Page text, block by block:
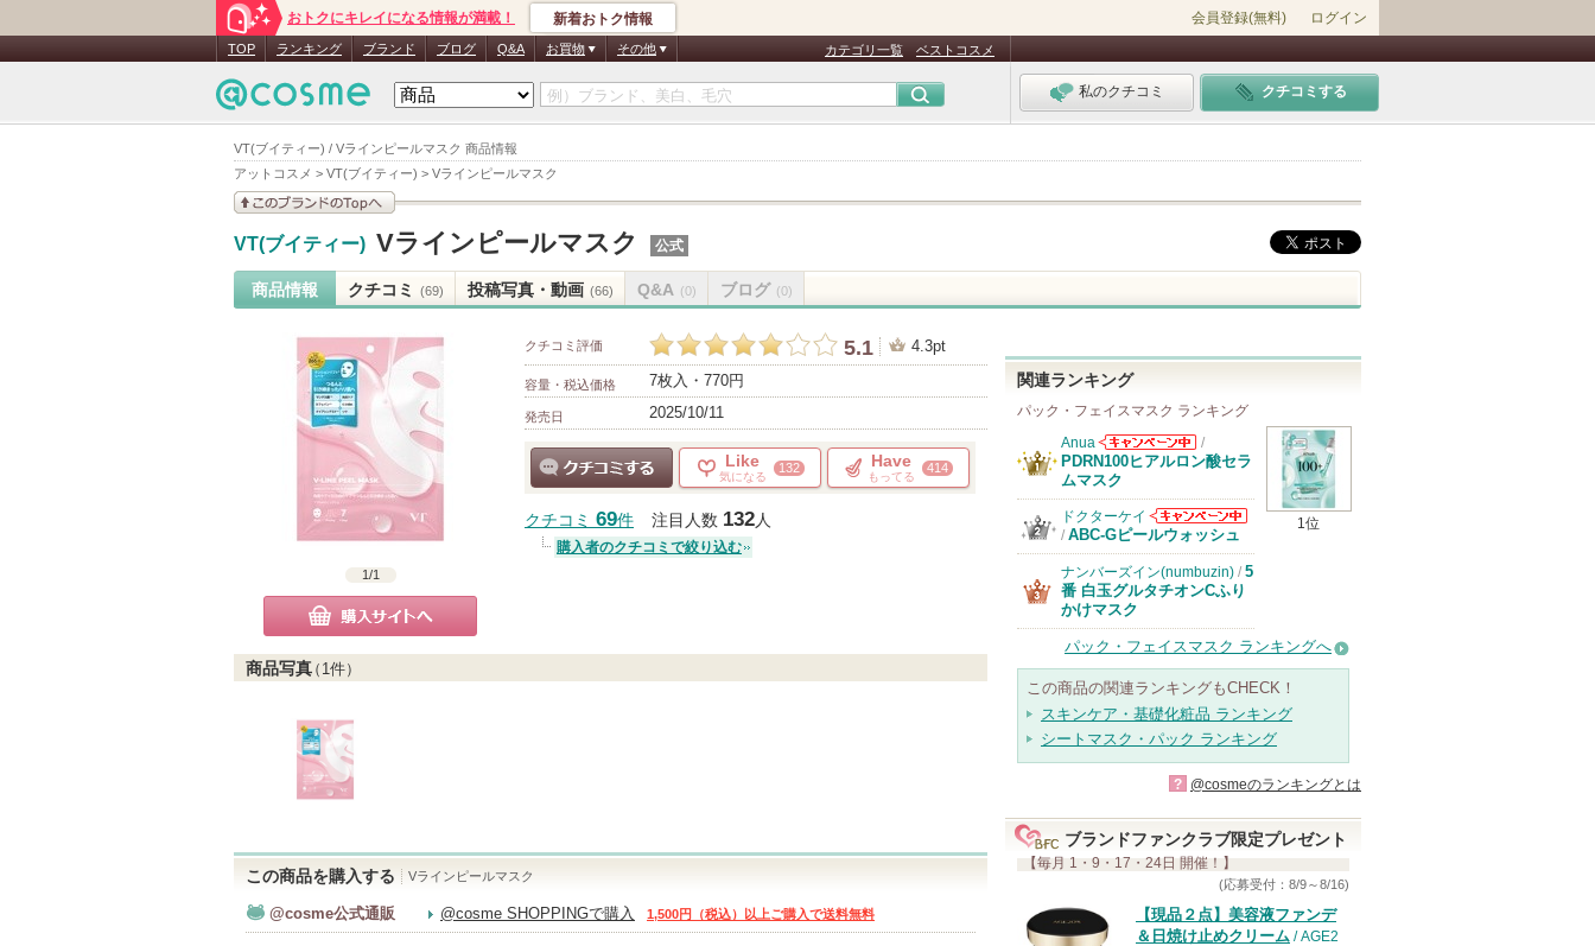
VT(ブイティー) / Vラインピールマスク 商品情報
アットコスメ > VT(ブイティー) > Vラインピールマスク
おトクにキレイになる情報が満載！ 新着おトク情報 会員登録(無料) ログイン
TOP ランキング ブランド ブログ Q&A お買物 その他 カテゴリ一覧 ベストコスメ
私のクチコミ クチコミする
見る
VT(ブイティー) Vラインピールマスク 公式
商品情報 クチコミ (69) 投稿写真・動画 (66) Q&A (0) ブログ (0)
1/1
購入サイトへ
クチコミ評価 5.1 4.3pt
容量・税込価格 7枚入・770円
発売日 2025/10/11
Like
気になる
132 Have
もってる
414
クチコミ 69件 注目人数 132人
購入者のクチコミで絞り込む
商品写真（ 1件）
この商品を購入する Vラインピールマスク
@cosme公式通販 @cosme SHOPPINGで購入 1,500円（税込）以上ご購入で送料無料
関連ランキング
パック・フェイスマスク ランキング
1位
Anua
Anuaからのお
知らせがありま
/
PDRN100ヒアルロン酸セラ
ムマスク
ドクターケイ
ドクターケイか
らのお知らせが
あります
/ ABC-Gピールウォッシュ
ナンバーズイン(numbuzin) / 5
番 白玉グルタチオンCふり
かけマスク
パック・フェイスマスク ランキングへ
この商品の関連ランキングもCHECK！
スキンケア・基礎化粧品 ランキング
シートマスク・パック ランキング
? @cosmeのランキングとは
ブランドファンクラブ限定プレゼント
【毎月 1・9・17・24日 開催！】
(応募受付：8/9～8/16)
【現品２点】美容液ファンデ
＆日焼け止めクリーム / AGE2